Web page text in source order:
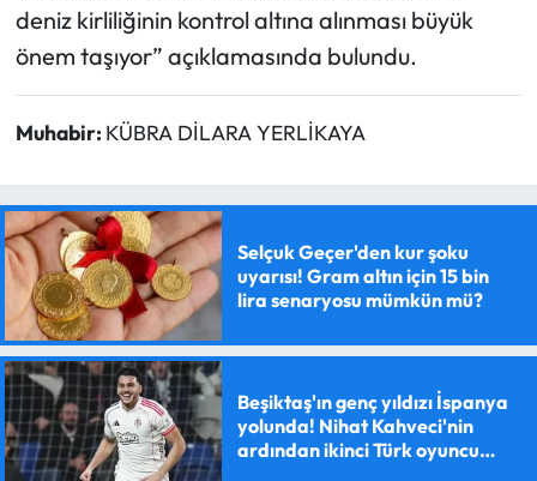
deniz kirliliğinin kontrol altına alınması büyük
önem taşıyor” açıklamasında bulundu.
Muhabir: KÜBRA DİLARA YERLİKAYA
Selçuk Geçer'den kur şoku
uyarısı! Gram altın için 15 bin
lira senaryosu mümkün mü?
Beşiktaş'ın genç yıldızı İspanya
yolunda! Nihat Kahveci'nin
ardından ikinci Türk oyuncu